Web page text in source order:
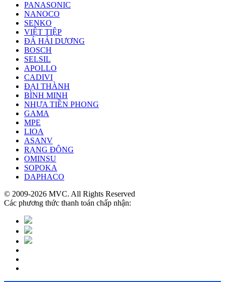
PANASONIC
NANOCO
SENKO
VIỆT TIỆP
ĐÁ HẢI DƯƠNG
BOSCH
SELSIL
APOLLO
CADIVI
ĐẠI THÀNH
BÌNH MINH
NHỰA TIỀN PHONG
GAMA
MPE
LIOA
ASANV
RẠNG ĐÔNG
OMINSU
SOPOKA
DAPHACO
© 2009-2026 MVC. All Rights Reserved
Các phương thức thanh toán chấp nhận: